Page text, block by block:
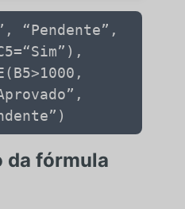
, “Pendente” ,
=“Sim” ),
B5>1000 ,
,
)
da fórmula